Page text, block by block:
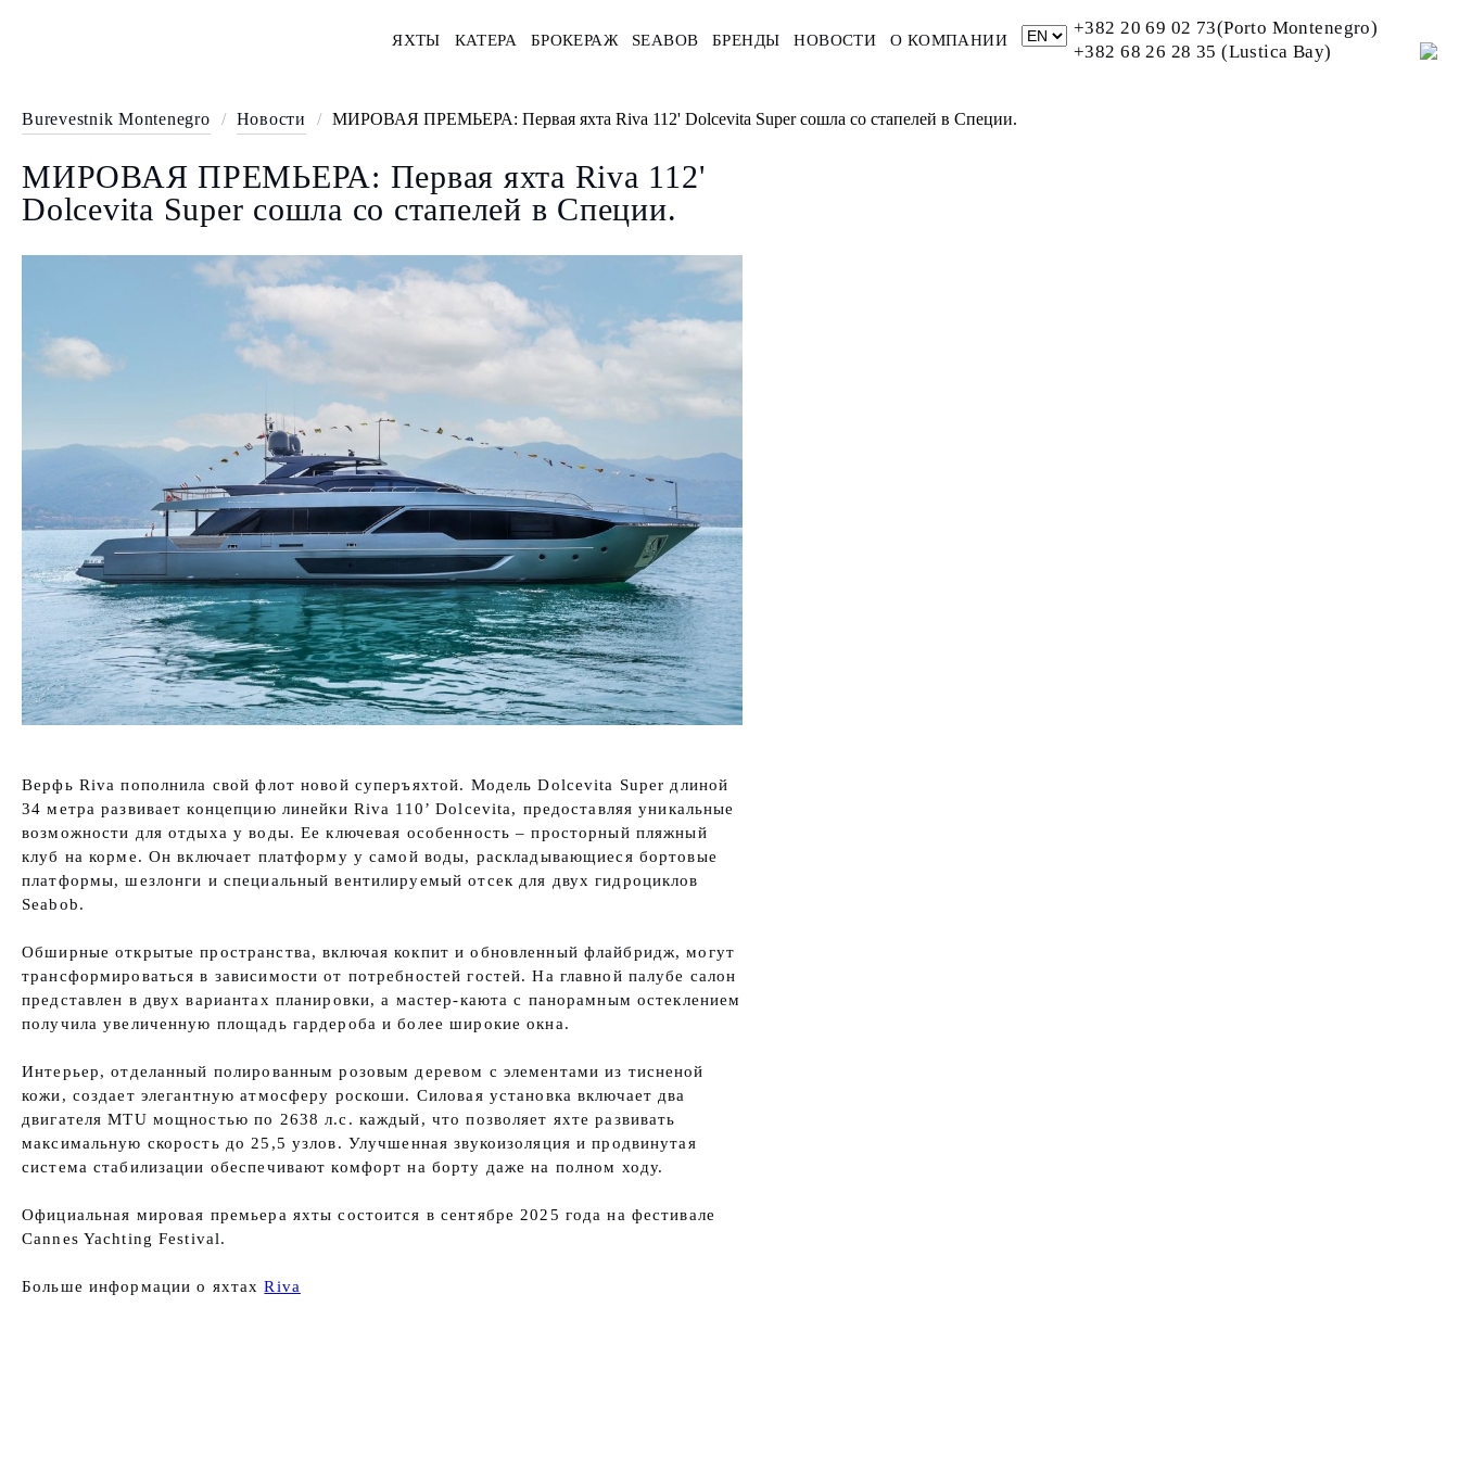
ЯХТЫ КАТЕРА БРОКЕРАЖ SEABOB БРЕНДЫ НОВОСТИ О КОМПАНИИ
+382 20 69 02 73(Porto Montenegro)
+382 68 26 28 35 (Lustica Bay)
Burevestnik Montenegro / Новости / МИРОВАЯ ПРЕМЬЕРА: Первая яхта Riva 112' Dolcevita Super сошла со стапелей в Специи.
МИРОВАЯ ПРЕМЬЕРА: Первая яхта Riva 112'
Dolcevita Super сошла со стапелей в Специи.
Верфь Riva пополнила свой флот новой суперъяхтой. Модель Dolcevita Super длиной
34 метра развивает концепцию линейки Riva 110’ Dolcevita, предоставляя уникальные
возможности для отдыха у воды. Ее ключевая особенность – просторный пляжный
клуб на корме. Он включает платформу у самой воды, раскладывающиеся бортовые
платформы, шезлонги и специальный вентилируемый отсек для двух гидроциклов
Seabob.
Обширные открытые пространства, включая кокпит и обновленный флайбридж, могут
трансформироваться в зависимости от потребностей гостей. На главной палубе салон
представлен в двух вариантах планировки, а мастер-каюта с панорамным остеклением
получила увеличенную площадь гардероба и более широкие окна.
Интерьер, отделанный полированным розовым деревом с элементами из тисненой
кожи, создает элегантную атмосферу роскоши. Силовая установка включает два
двигателя MTU мощностью по 2638 л.с. каждый, что позволяет яхте развивать
максимальную скорость до 25,5 узлов. Улучшенная звукоизоляция и продвинутая
система стабилизации обеспечивают комфорт на борту даже на полном ходу.
Официальная мировая премьера яхты состоится в сентябре 2025 года на фестивале
Cannes Yachting Festival.
Больше информации о яхтахRiva